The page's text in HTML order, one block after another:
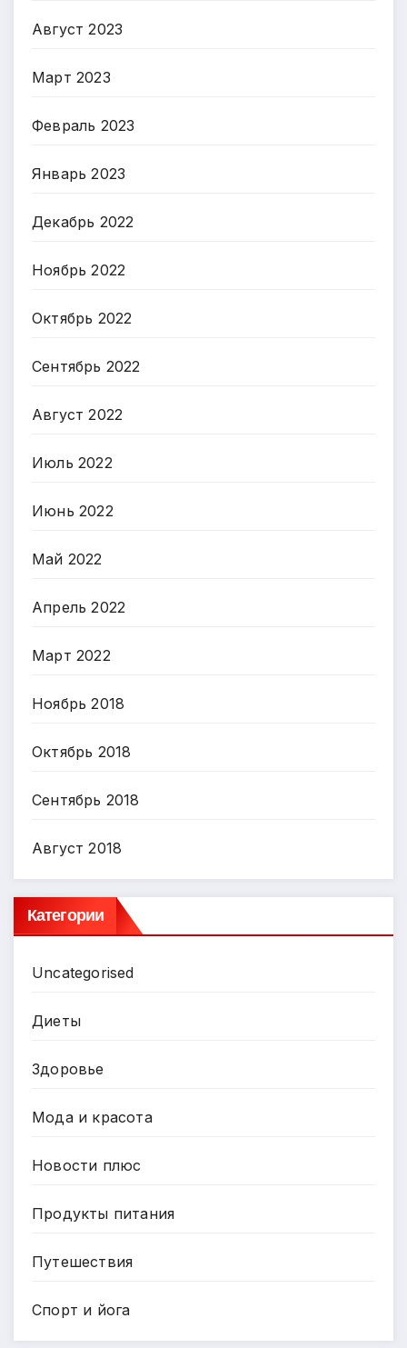
Август 2023
Март 2023
Февраль 2023
Январь 2023
Декабрь 2022
Ноябрь 2022
Октябрь 2022
Сентябрь 2022
Август 2022
Июль 2022
Июнь 2022
Май 2022
Апрель 2022
Март 2022
Ноябрь 2018
Октябрь 2018
Сентябрь 2018
Август 2018
Категории
Uncategorised
Диеты
Здоровье
Мода и красота
Новости плюс
Продукты питания
Путешествия
Спорт и йога